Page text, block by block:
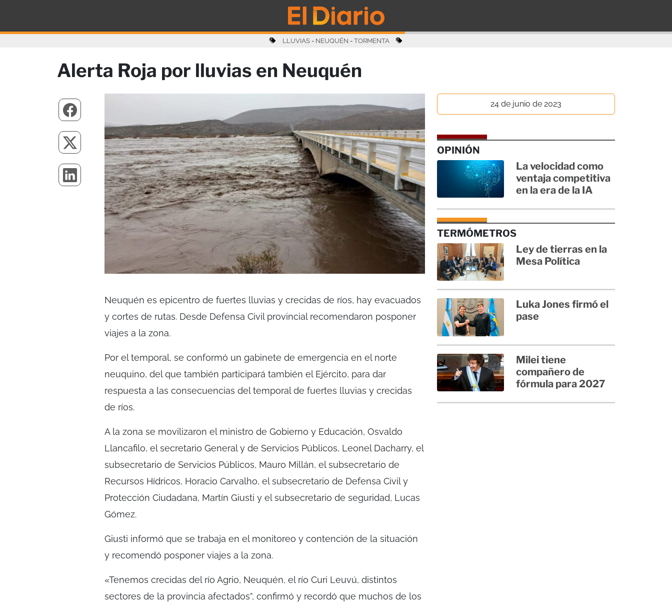
LLUVIAS - NEUQUÉN - TORMENTA
Alerta Roja por lluvias en Neuquén
Neuquén es epicentro de fuertes lluvias y crecidas de ríos, hay evacuados
y cortes de rutas. Desde Defensa Civil provincial recomendaron posponer
viajes a la zona.
Por el temporal, se conformó un gabinete de emergencia en el norte
neuquino, del que también participará también el Ejército, para dar
respuesta a las consecuencias del temporal de fuertes lluvias y crecidas
de ríos.
A la zona se movilizaron el ministro de Gobierno y Educación, Osvaldo
Llancafilo, el secretario General y de Servicios Públicos, Leonel Dacharry, el
subsecretario de Servicios Públicos, Mauro Millán, el subsecretario de
Recursos Hídricos, Horacio Carvalho, el subsecretario de Defensa Civil y
Protección Ciudadana, Martín Giusti y el subsecretario de seguridad, Lucas
Gómez.
Giusti informó que se trabaja en el monitoreo y contención de la situación
y recomendó posponer viajes a la zona.
«Tenemos crecidas del río Agrio, Neuquén, el río Curi Leuvú, distintos
sectores de la provincia afectados”, confirmó y recordó que muchos de los
24 de junio de 2023
OPINIÓN
La velocidad como
ventaja competitiva
en la era de la IA
TERMÓMETROS
Ley de tierras en la
Mesa Política
Luka Jones firmó el
pase
Milei tiene
compañero de
fórmula para 2027